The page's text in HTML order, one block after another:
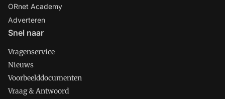
ORnet Academy
Adverteren
Snel naar
Vragenservice
Nieuws
Voorbeelddocumenten
Vraag & Antwoord